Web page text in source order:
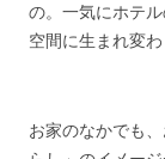
の。一気にホテ
空間に生まれ変わ
お家のなかでも